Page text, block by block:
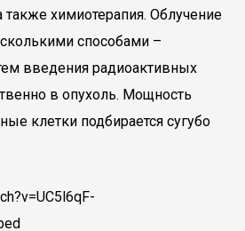
также химиотерапия. Облучение
способами –
введения радиоактивных
в опухоль. Мощность
клетки подбирается сугубо